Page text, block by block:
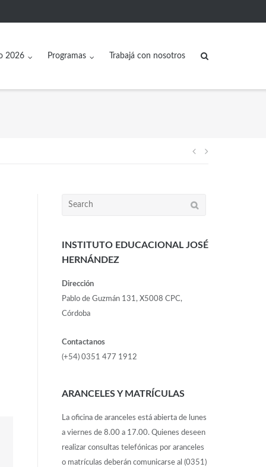
2026 Programas Trabajá con nosotros
INSTITUTO EDUCACIONAL JOSÉ
HERNÁNDEZ
Dirección
Pablo de Guzmán 131, X5008 CPC,
Córdoba
Contactanos
(+54) 0351 477 1912
ARANCELES Y MATRÍCULAS
La oficina de aranceles está abierta de lunes
a viernes de 8.00 a 17.00. Quienes deseen
realizar consultas telefónicas por aranceles
o matrículas deberán comunicarse al (0351)